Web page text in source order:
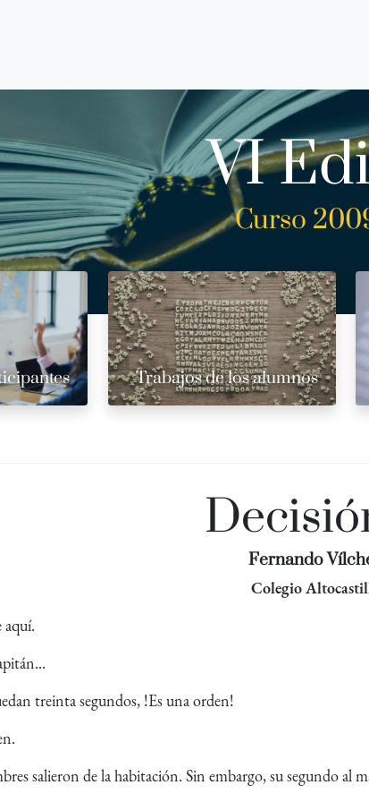
VI
Curso
Trabajos de los alumnos
Fernando
Colegio
aquí.
treinta segundos, !Es una orden!
salieron de la habitación. Sin embargo, su segundo al